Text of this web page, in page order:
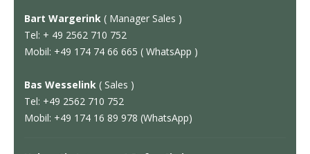
Bart Wargerink ( Manager Sales )
Tel: + 49 2562 710 752
Mobil: +49 174 74 66 665 ( WhatsApp )
Bas Wesselink ( Sales )
Tel: +49 2562 710 752
Mobil: +49 174 16 89 978 (WhatsApp)